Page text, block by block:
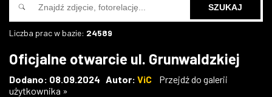
IMPREZY
W KINACH
Liczba prac w bazie: 24589
Oficjalne otwarcie ul. Grunwaldzkiej
Dodano: 08.09.2024 Autor: ViC
Przejdź do galerii
użytkownika »